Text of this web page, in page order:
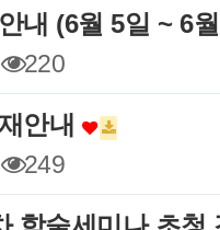
내 (6월 5일 ~ 6
220
안내
249